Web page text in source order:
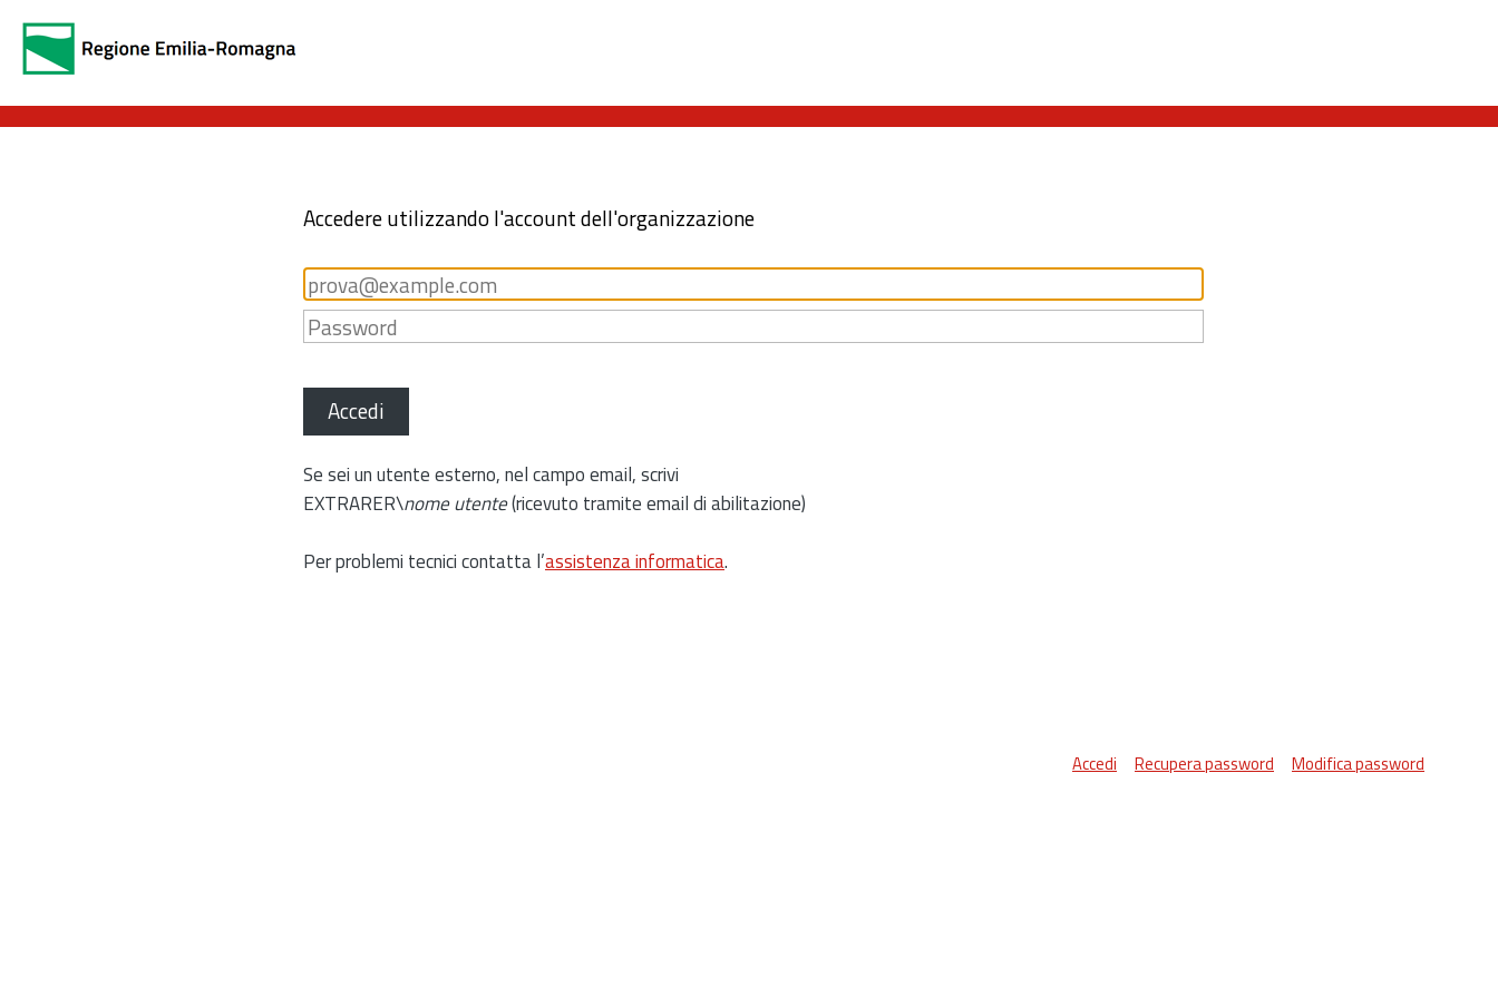
Accedere utilizzando l'account dell'organizzazione
Accedi
Se sei un utente esterno, nel campo email, scrivi
EXTRARER\nome utente(ricevuto tramite email di abilitazione)
Per problemi tecnici contatta l’assistenza informatica.
Accedi Recupera password Modifica password